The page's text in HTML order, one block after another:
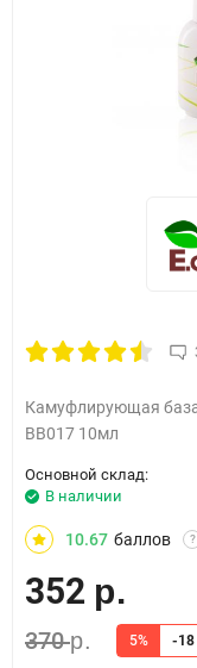
Камуфлирующая база
BB017 10мл
Основной склад:
В наличии
10.67 баллов ?
352 р.
370р. 5% -18